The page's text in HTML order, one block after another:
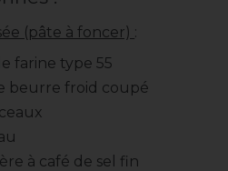
(pâte à foncer) :
farine type 55
beurre froid coupé
à café de sel fin